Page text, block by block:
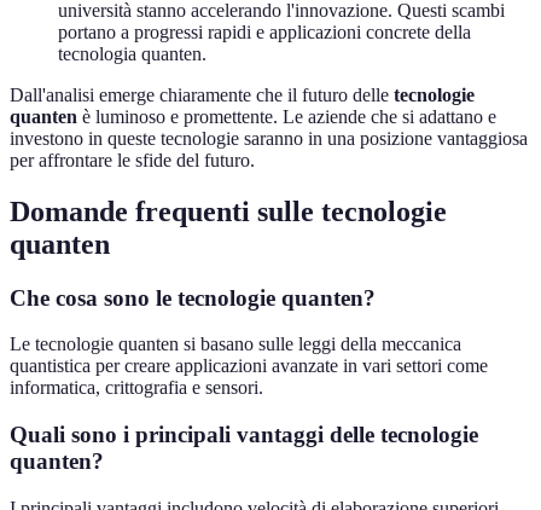
università stanno accelerando l'innovazione. Questi scambi
portano a progressi rapidi e applicazioni concrete della
tecnologia quanten.
Dall'analisi emerge chiaramente che il futuro delle tecnologie
quanten è luminoso e promettente. Le aziende che si adattano e
investono in queste tecnologie saranno in una posizione vantaggiosa
per affrontare le sfide del futuro.
Domande frequenti sulle tecnologie
quanten
Che cosa sono le tecnologie quanten?
Le tecnologie quanten si basano sulle leggi della meccanica
quantistica per creare applicazioni avanzate in vari settori come
informatica, crittografia e sensori.
Quali sono i principali vantaggi delle tecnologie
quanten?